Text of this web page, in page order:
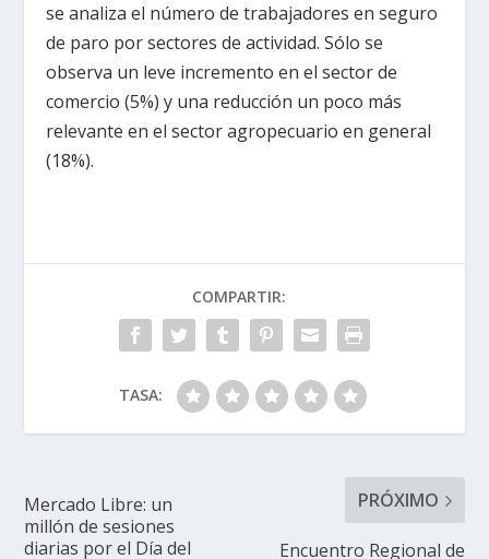
se analiza el número de trabajadores en seguro
de paro por sectores de actividad. Sólo se
observa un leve incremento en el sector de
comercio (5%) y una reducción un poco más
relevante en el sector agropecuario en general
(18%).
COMPARTIR:
TASA:
Mercado Libre: un
millón de sesiones
diarias por el Día del
PRÓXIMO
Encuentro Regional de